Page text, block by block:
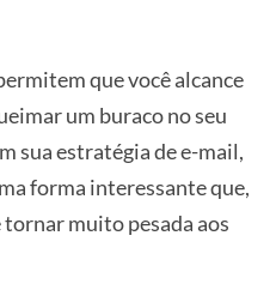
que você alcance
um buraco no seu
sua estratégia de e-mail,
forma interessante que,
muito pesada aos